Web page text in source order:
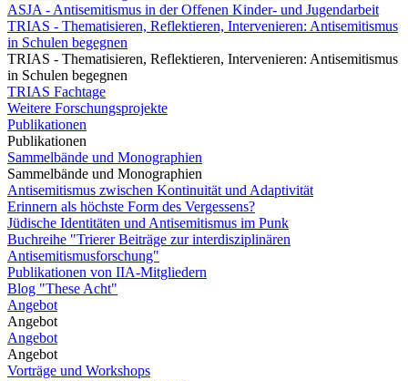
ASJA - Antisemitismus in der Offenen Kinder- und Jugendarbeit
TRIAS - Thematisieren, Reflektieren, Intervenieren: Antisemitismus
in Schulen begegnen
TRIAS - Thematisieren, Reflektieren, Intervenieren: Antisemitismus
in Schulen begegnen
TRIAS Fachtage
Weitere Forschungsprojekte
Publikationen
Publikationen
Sammelbände und Monographien
Sammelbände und Monographien
Antisemitismus zwischen Kontinuität und Adaptivität
Erinnern als höchste Form des Vergessens?
Jüdische Identitäten und Antisemitismus im Punk
Buchreihe "Trierer Beiträge zur interdisziplinären
Antisemitismusforschung"
Publikationen von IIA-Mitgliedern
Blog "These Acht"
Angebot
Angebot
Angebot
Angebot
Vorträge und Workshops